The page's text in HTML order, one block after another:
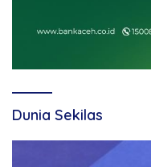
Dunia Sekilas